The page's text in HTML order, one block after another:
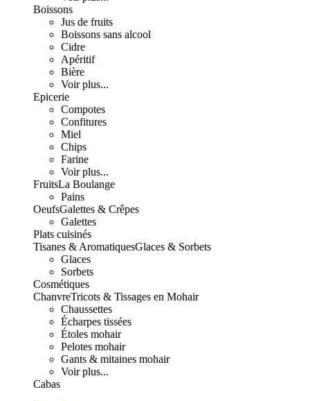
Boissons
Jus de fruits
Boissons sans alcool
Cidre
Apéritif
Bière
Voir plus...
Epicerie
Compotes
Confitures
Miel
Chips
Farine
Voir plus...
FruitsLa Boulange
Pains
OeufsGalettes & Crêpes
Galettes
Plats cuisinés
Tisanes & AromatiquesGlaces & Sorbets
Glaces
Sorbets
Cosmétiques
ChanvreTricots & Tissages en Mohair
Chaussettes
Écharpes tissées
Étoles mohair
Pelotes mohair
Gants & mitaines mohair
Voir plus...
Cabas